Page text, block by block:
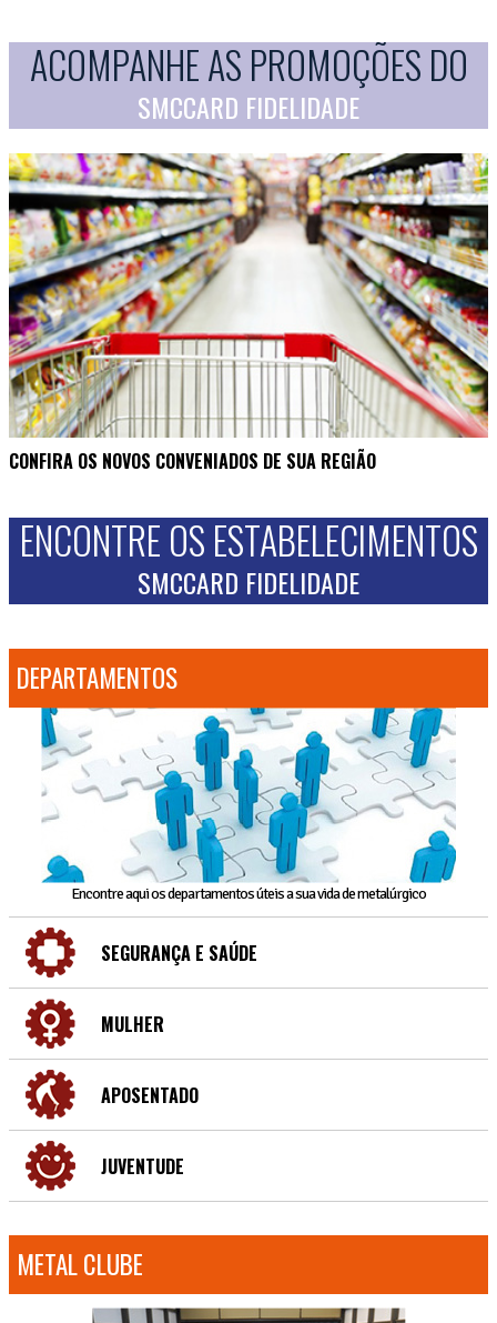
ACOMPANHE AS PROMOÇÕES DO
SMCCARD FIDELIDADE
CONFIRA OS NOVOS CONVENIADOS DE SUA REGIÃO
ENCONTRE OS ESTABELECIMENTOS
SMCCARD FIDELIDADE
DEPARTAMENTOS
Encontre aqui os departamentos úteis a sua vida de metalúrgico
SEGURANÇA E SAÚDE
MULHER
APOSENTADO
JUVENTUDE
METAL CLUBE